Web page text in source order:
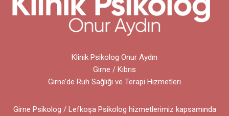
Klinik Psikolog Onur Aydın
Girne / Kıbrıs
Girne’de Ruh Sağlığı ve Terapi Hizmetleri
Girne Psikolog / Lefkoşa Psikolog hizmetlerimiz kapsamında